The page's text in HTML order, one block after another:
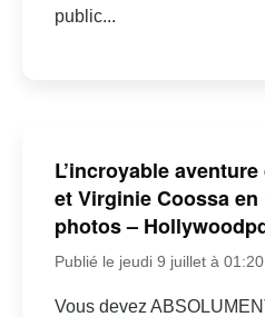
public...
L’incroyable
et Virginie Coossa
photos –
Publié le jeudi 9 juillet à 01:20
Vous devez